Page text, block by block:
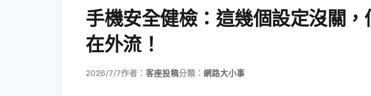
手機安全健檢：這幾個設定沒關
在外流！
2026/7/7作者： 客座投稿分類： 網路大小事